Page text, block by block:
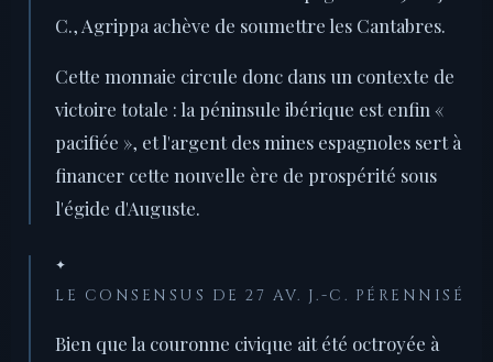
C., Agrippa achève de soumettre les Cantabres.
Cette monnaie circule donc dans un contexte de
victoire totale : la péninsule ibérique est enfin «
pacifiée », et l'argent des mines espagnoles sert à
financer cette nouvelle ère de prospérité sous
l'égide d'Auguste.
✦
LE CONSENSUS DE 27 AV. J.-C. PÉRENNISÉ
Bien que la couronne civique ait été octroyée à